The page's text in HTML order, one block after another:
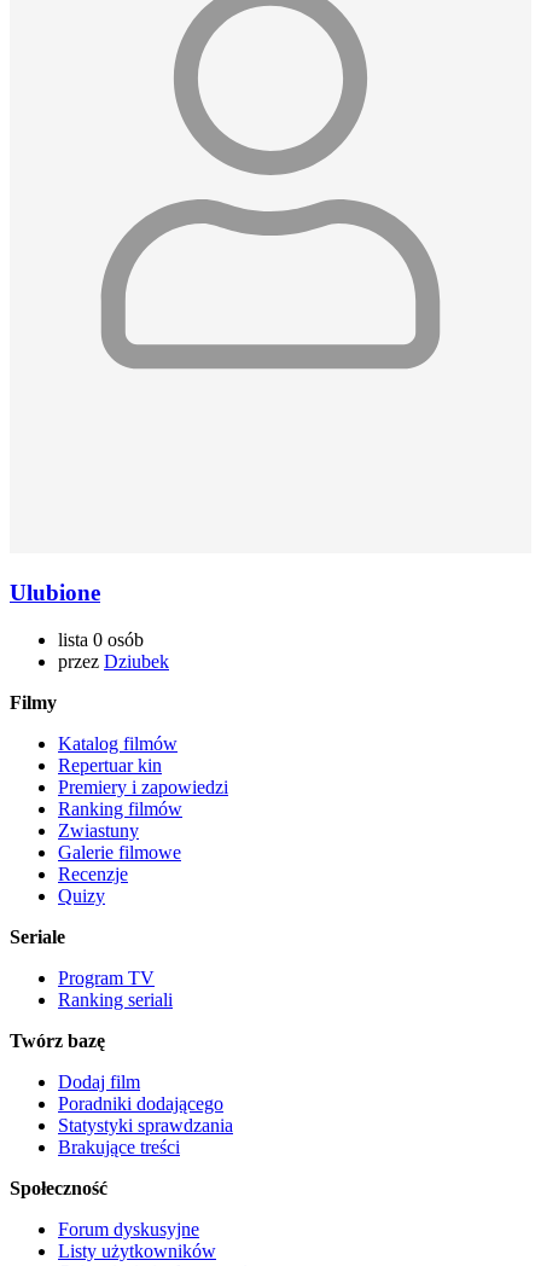
Ulubione
lista 0 osób
przez Dziubek
Filmy
Katalog filmów
Repertuar kin
Premiery i zapowiedzi
Ranking filmów
Zwiastuny
Galerie filmowe
Recenzje
Quizy
Seriale
Program TV
Ranking seriali
Twórz bazę
Dodaj film
Poradniki dodającego
Statystyki sprawdzania
Brakujące treści
Społeczność
Forum dyskusyjne
Listy użytkowników